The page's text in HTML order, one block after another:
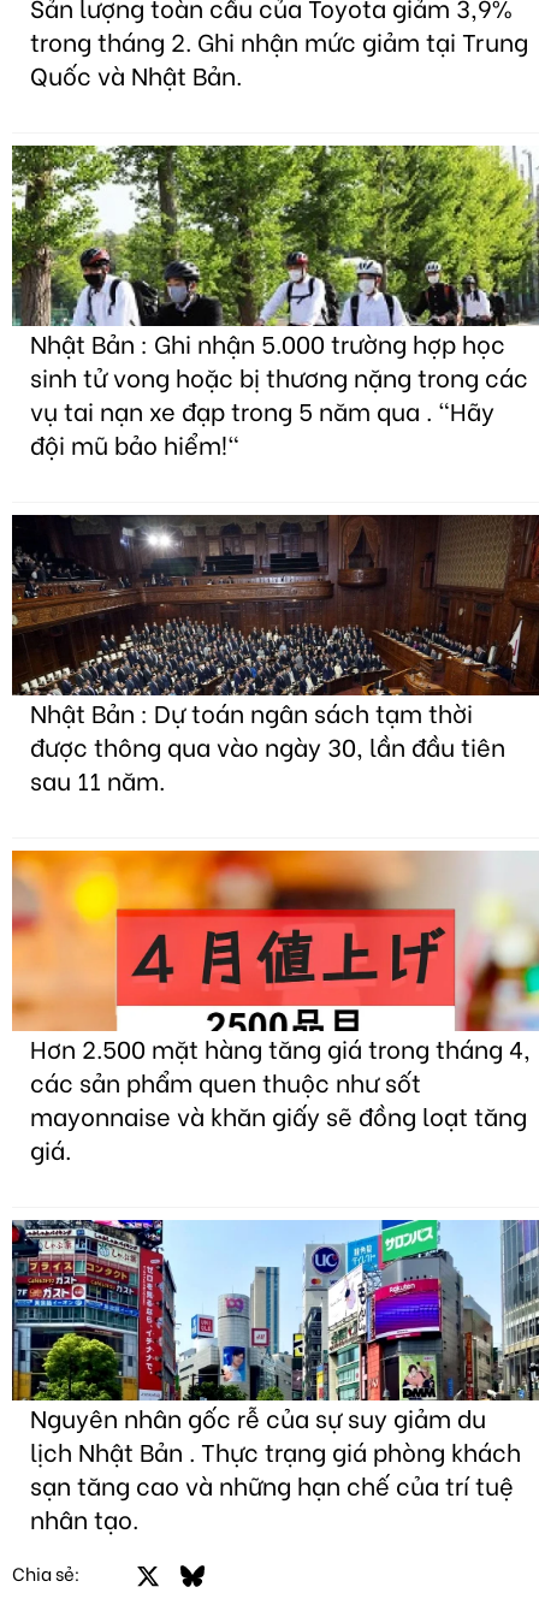
trong tháng 2. Ghi nhận mức giảm tại Trung
Quốc và Nhật Bản.
Nhật Bản : Ghi nhận 5.000 trường hợp học
sinh tử vong hoặc bị thương nặng trong các
vụ tai nạn xe đạp trong 5 năm qua . "Hãy
đội mũ bảo hiểm!"
Nhật Bản : Dự toán ngân sách tạm thời
được thông qua vào ngày 30, lần đầu tiên
sau 11 năm.
Hơn 2.500 mặt hàng tăng giá trong tháng 4,
các sản phẩm quen thuộc như sốt
mayonnaise và khăn giấy sẽ đồng loạt tăng
giá.
Nguyên nhân gốc rễ của sự suy giảm du
lịch Nhật Bản . Thực trạng giá phòng khách
sạn tăng cao và những hạn chế của trí tuệ
nhân tạo.
Chia sẻ: FacebookBluesky